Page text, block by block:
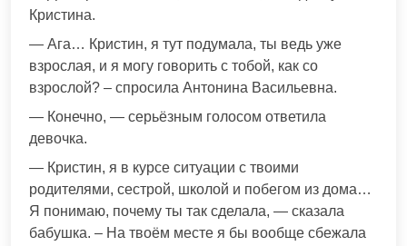
Кристина.
— Ага… Кристин, я тут подумала, ты ведь уже
взрослая, и я могу говорить с тобой, как со
взрослой? – спросила Антонина Васильевна.
— Конечно, — серьёзным голосом ответила
девочка.
— Кристин, я в курсе ситуации с твоими
родителями, сестрой, школой и побегом из дома…
Я понимаю, почему ты так сделала, — сказала
бабушка. – На твоём месте я бы вообще сбежала